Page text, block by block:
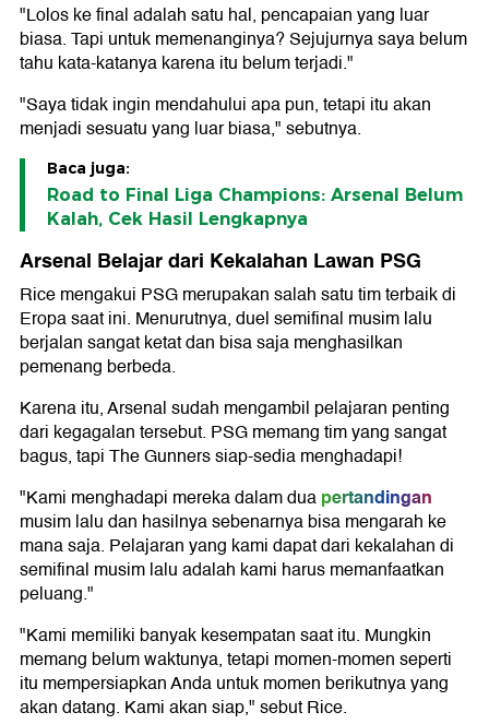
"Lolos ke final adalah satu hal, pencapaian yang luar
biasa. Tapi untuk memenanginya? Sejujurnya saya belum
tahu kata-katanya karena itu belum terjadi."
"Saya tidak ingin mendahului apa pun, tetapi itu akan
menjadi sesuatu yang luar biasa," sebutnya.
Baca juga:
Road to Final Liga Champions: Arsenal Belum
Kalah, Cek Hasil Lengkapnya
Arsenal Belajar dari Kekalahan Lawan PSG
Rice mengakui PSG merupakan salah satu tim terbaik di
Eropa saat ini. Menurutnya, duel semifinal musim lalu
berjalan sangat ketat dan bisa saja menghasilkan
pemenang berbeda.
Karena itu, Arsenal sudah mengambil pelajaran penting
dari kegagalan tersebut. PSG memang tim yang sangat
bagus, tapi The Gunners siap-sedia menghadapi!
"Kami menghadapi mereka dalam duapertandingan
musim lalu dan hasilnya sebenarnya bisa mengarah ke
mana saja. Pelajaran yang kami dapat dari kekalahan di
semifinal musim lalu adalah kami harus memanfaatkan
peluang."
"Kami memiliki banyak kesempatan saat itu. Mungkin
memang belum waktunya, tetapi momen-momen seperti
itu mempersiapkan Anda untuk momen berikutnya yang
akan datang. Kami akan siap," sebut Rice.